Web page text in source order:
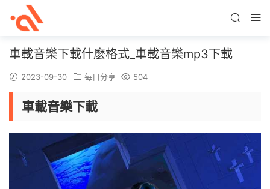
車載音樂下載什麽格式_車載音樂mp3下載
2023-09-30 每日分享 504
車載音樂下載